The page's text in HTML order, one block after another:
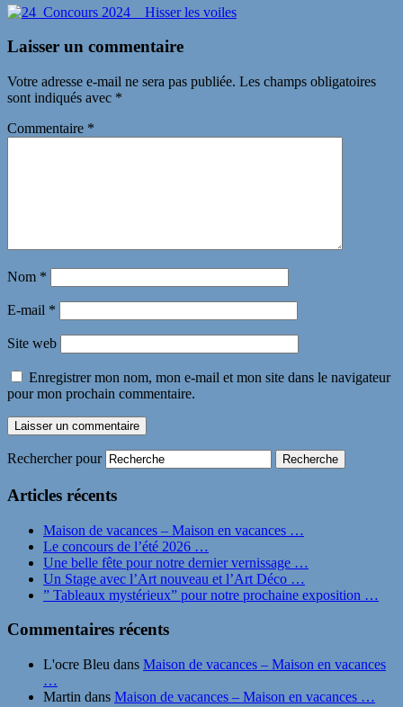
Laisser un commentaire
Votre adresse e-mail ne sera pas publiée. Les champs obligatoires
sont indiqués avec *
Commentaire *
Nom *
E-mail *
Site web
Enregistrer mon nom, mon e-mail et mon site dans le navigateur
pour mon prochain commentaire.
Rechercher pour
Articles récents
Maison de vacances – Maison en vacances …
Le concours de l’été 2026 …
Une belle fête pour notre dernier vernissage …
Un Stage avec l’Art nouveau et l’Art Déco …
” Tableaux mystérieux” pour notre prochaine exposition …
Commentaires récents
L'ocre Bleu dans Maison de vacances – Maison en vacances
…
Martin dans Maison de vacances – Maison en vacances …